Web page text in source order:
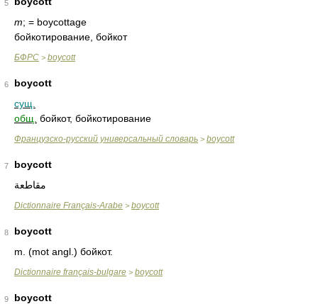
5
m; = boycottage
бойкотирование, бойкот
БФРС > boycott
6
boycott
сущ.
общ. бойкот, бойкотирование
Французско-русский универсальный словарь > boycott
7
boycott
مقاطعة
Dictionnaire Français-Arabe > boycott
8
boycott
m. (mot angl.) бойкот.
Dictionnaire français-bulgare > boycott
9
boycott